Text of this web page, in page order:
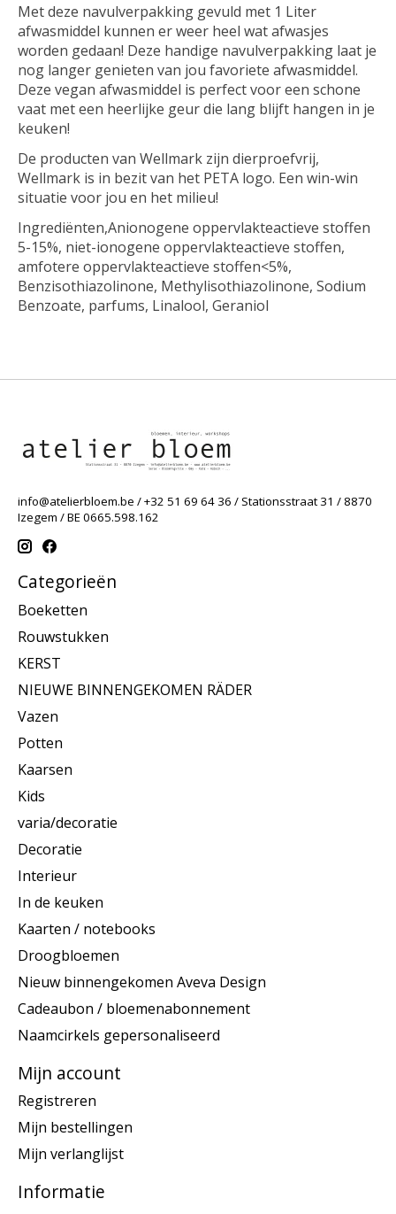
Met deze navulverpakking gevuld met 1 Liter
afwasmiddel kunnen er weer heel wat afwasjes
worden gedaan! Deze handige navulverpakking laat je
nog langer genieten van jou favoriete afwasmiddel.
Deze vegan afwasmiddel is perfect voor een schone
vaat met een heerlijke geur die lang blijft hangen in je
keuken!
De producten van Wellmark zijn dierproefvrij,
Wellmark is in bezit van het PETA logo. Een win-win
situatie voor jou en het milieu!
Ingrediënten,Anionogene oppervlakteactieve stoffen
5-15%, niet-ionogene oppervlakteactieve stoffen,
amfotere oppervlakteactieve stoffen<5%,
Benzisothiazolinone, Methylisothiazolinone, Sodium
Benzoate, parfums, Linalool, Geraniol
info@atelierbloem.be / +32 51 69 64 36 / Stationsstraat 31 / 8870
Izegem / BE 0665.598.162
Categorieën
Boeketten
Rouwstukken
KERST
NIEUWE BINNENGEKOMEN RÄDER
Vazen
Potten
Kaarsen
Kids
varia/decoratie
Decoratie
Interieur
In de keuken
Kaarten / notebooks
Droogbloemen
Nieuw binnengekomen Aveva Design
Cadeaubon / bloemenabonnement
Naamcirkels gepersonaliseerd
Mijn account
Registreren
Mijn bestellingen
Mijn verlanglijst
Informatie